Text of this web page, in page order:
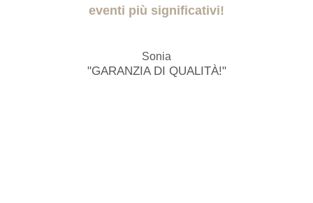
eventi più significativi!
Sonia
"GARANZIA DI QUALITÀ!"